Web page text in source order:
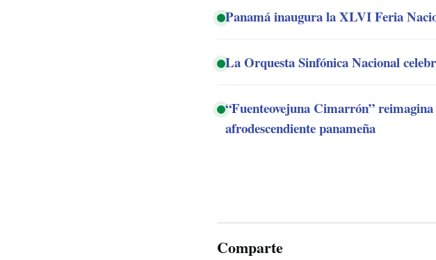
Panamá inaugura la XLVI Feria
La Orquesta Sinfónica Nacional
“Fuenteovejuna Cimarrón” reimagina
afrodescendiente panameña
Comparte